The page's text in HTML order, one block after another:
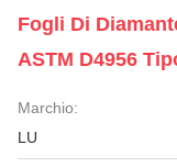
Fogli Di
ASTM D4956
Marchio:
LU